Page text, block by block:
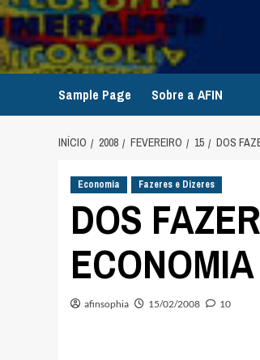
Avançar
para
o
conteúdo
Sample Page Sobre a AFIN
INÍCIO 2008 FEVEREIRO 15 DOS
Economia Fazeres e Dizeres
DOS
afinsophia 15/02/2008 10